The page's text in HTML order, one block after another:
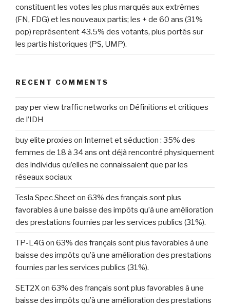
constituent les votes les plus marqués aux extrêmes
(FN, FDG) et les nouveaux partis; les + de 60 ans (31%
pop) représentent 43.5% des votants, plus portés sur
les partis historiques (PS, UMP).
RECENT COMMENTS
pay per view traffic networks on Définitions et critiques
de l’IDH
buy elite proxies on Internet et séduction : 35% des
femmes de 18 à 34 ans ont déjà rencontré physiquement
des individus qu’elles ne connaissaient que par les
réseaux sociaux
Tesla Spec Sheeton 63% des français sont plus
favorables à une baisse des impôts qu’à une amélioration
des prestations fournies par les services publics (31%).
TP-L4G on 63% des français sont plus favorables à une
baisse des impôts qu’à une amélioration des prestations
fournies par les services publics (31%).
SET2Xon 63% des français sont plus favorables à une
baisse des impôts qu’à une amélioration des prestations